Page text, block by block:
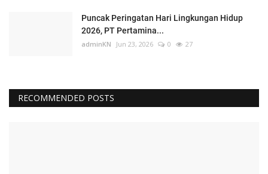
Puncak Peringatan Hari Lingkungan Hidup
2026, PT Pertamina...
adminKN Jun 23, 2026 0 27
RECOMMENDED POSTS